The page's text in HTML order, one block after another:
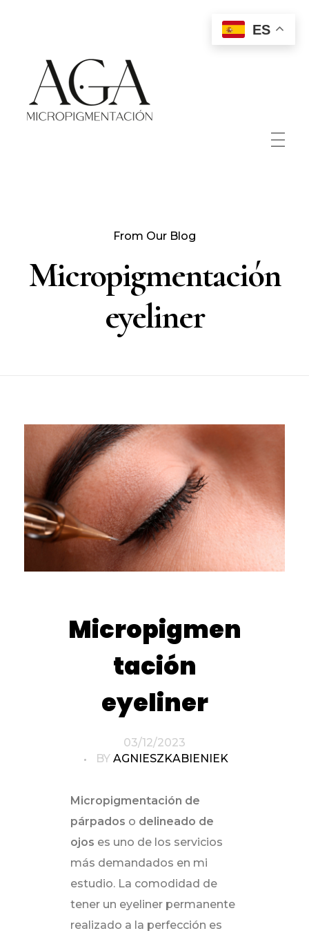
PORTFOLIO
From Our Blog
Micropigmentación
eyeliner
Micropigmen
tación
eyeliner
03/12/2023
BY AGNIESZKABIENIEK
Micropigmentación de
párpados o delineado de
ojos es uno de los servicios
más demandados en mi
estudio. La comodidad de
tener un eyeliner permanente
realizado a la perfección es
ES